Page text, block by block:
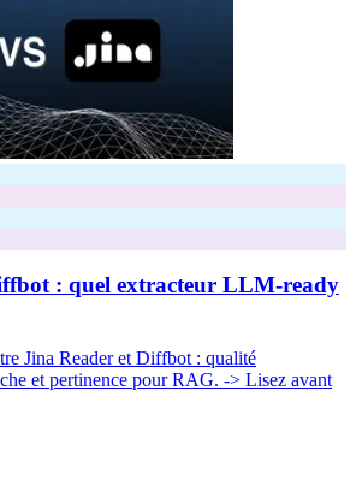
: quel extracteur LLM-ready
Jina Reader et Diffbot : qualité
et pertinence pour RAG. -> Lisez avant